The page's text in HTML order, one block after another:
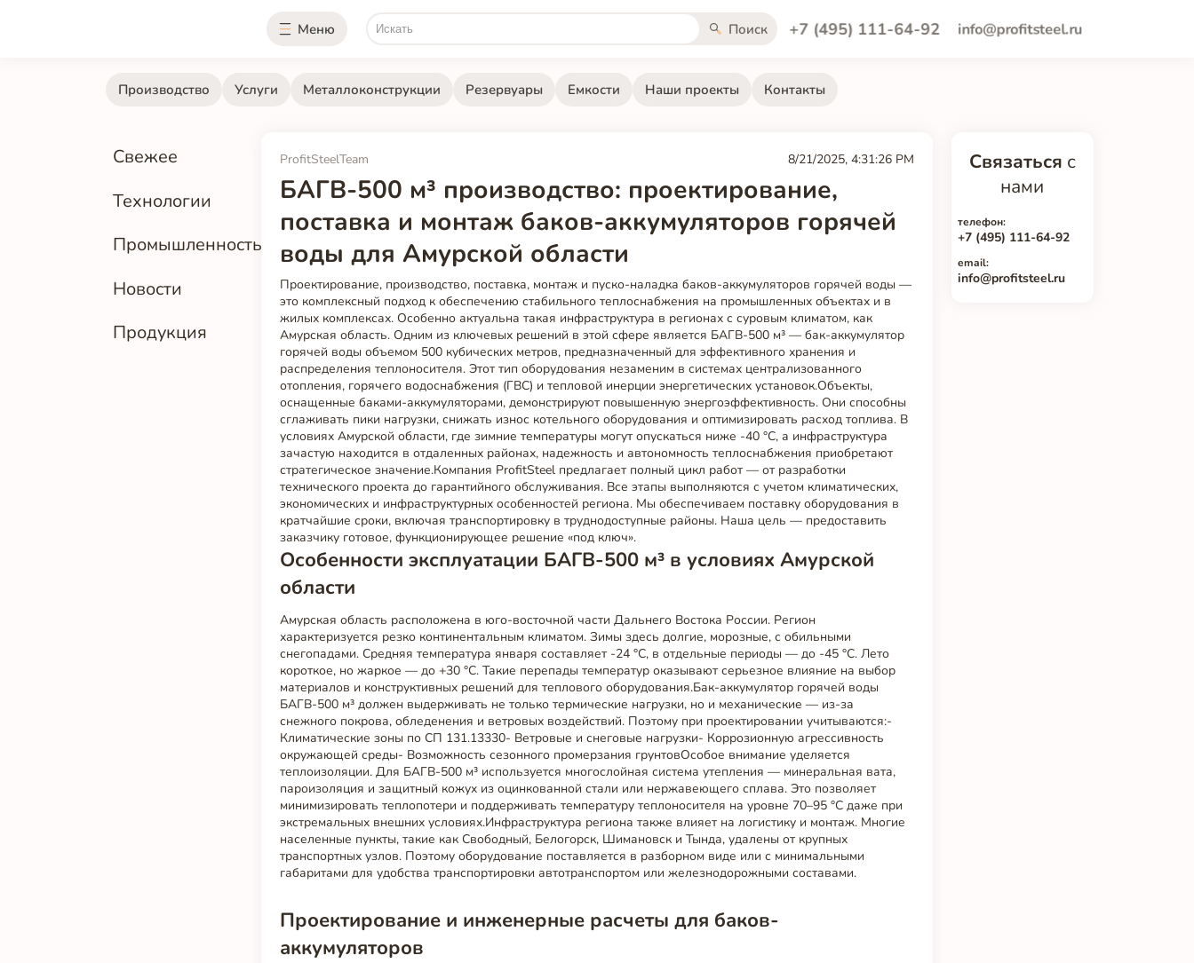
Меню Поиск +7 (495) 111-64-92 info@profitsteel.ru
Производство Услуги Металлоконструкции Резервуары Емкости Наши проекты Контакты
Свежее
Технологии
Промышленность
Новости
Продукция
ProfitSteelTeam 8/21/2025, 4:31:26 PM
БАГВ-500 м³ производство: проектирование,
поставка и монтаж баков-аккумуляторов горячей
воды для Амурской области
Проектирование, производство, поставка, монтаж и пуско-наладка баков-аккумуляторов горячей воды —
это комплексный подход к обеспечению стабильного теплоснабжения на промышленных объектах и в
жилых комплексах. Особенно актуальна такая инфраструктура в регионах с суровым климатом, как
Амурская область. Одним из ключевых решений в этой сфере является БАГВ-500 м³ — бак-аккумулятор
горячей воды объемом 500 кубических метров, предназначенный для эффективного хранения и
распределения теплоносителя. Этот тип оборудования незаменим в системах централизованного
отопления, горячего водоснабжения (ГВС) и тепловой инерции энергетических установок.Объекты,
оснащенные баками-аккумуляторами, демонстрируют повышенную энергоэффективность. Они способны
сглаживать пики нагрузки, снижать износ котельного оборудования и оптимизировать расход топлива. В
условиях Амурской области, где зимние температуры могут опускаться ниже -40 °C, а инфраструктура
зачастую находится в отдаленных районах, надежность и автономность теплоснабжения приобретают
стратегическое значение.Компания ProfitSteel предлагает полный цикл работ — от разработки
технического проекта до гарантийного обслуживания. Все этапы выполняются с учетом климатических,
экономических и инфраструктурных особенностей региона. Мы обеспечиваем поставку оборудования в
кратчайшие сроки, включая транспортировку в труднодоступные районы. Наша цель — предоставить
заказчику готовое, функционирующее решение «под ключ».
Особенности эксплуатации БАГВ-500 м³ в условиях Амурской
области
Амурская область расположена в юго-восточной части Дальнего Востока России. Регион
характеризуется резко континентальным климатом. Зимы здесь долгие, морозные, с обильными
снегопадами. Средняя температура января составляет -24 °C, в отдельные периоды — до -45 °C. Лето
короткое, но жаркое — до +30 °C. Такие перепады температур оказывают серьезное влияние на выбор
материалов и конструктивных решений для теплового оборудования.Бак-аккумулятор горячей воды
БАГВ-500 м³ должен выдерживать не только термические нагрузки, но и механические — из-за
снежного покрова, обледенения и ветровых воздействий. Поэтому при проектировании учитываются:-
Климатические зоны по СП 131.13330- Ветровые и снеговые нагрузки- Коррозионную агрессивность
окружающей среды- Возможность сезонного промерзания грунтовОсобое внимание уделяется
теплоизоляции. Для БАГВ-500 м³ используется многослойная система утепления — минеральная вата,
пароизоляция и защитный кожух из оцинкованной стали или нержавеющего сплава. Это позволяет
минимизировать теплопотери и поддерживать температуру теплоносителя на уровне 70–95 °C даже при
экстремальных внешних условиях.Инфраструктура региона также влияет на логистику и монтаж. Многие
населенные пункты, такие как Свободный, Белогорск, Шимановск и Тында, удалены от крупных
транспортных узлов. Поэтому оборудование поставляется в разборном виде или с минимальными
габаритами для удобства транспортировки автотранспортом или железнодорожными составами.
Проектирование и инженерные расчеты для баков-
аккумуляторов
Связаться с
нами
телефон:
+7 (495) 111-64-92
email:
info@profitsteel.ru